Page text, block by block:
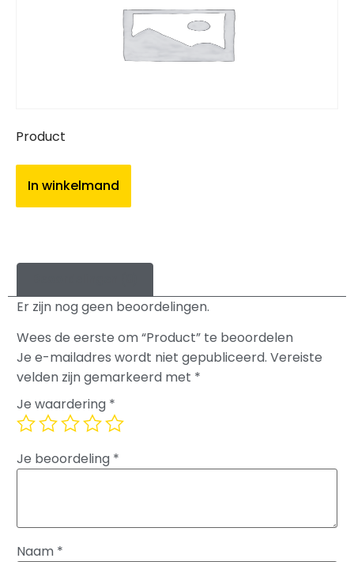
Product
In winkelmand
Er zijn nog geen beoordelingen.
Wees de eerste om “Product” te beoordelen
Je e-mailadres wordt niet gepubliceerd. Vereiste
velden zijn gemarkeerd met *
Je waardering *
Je beoordeling *
Naam *